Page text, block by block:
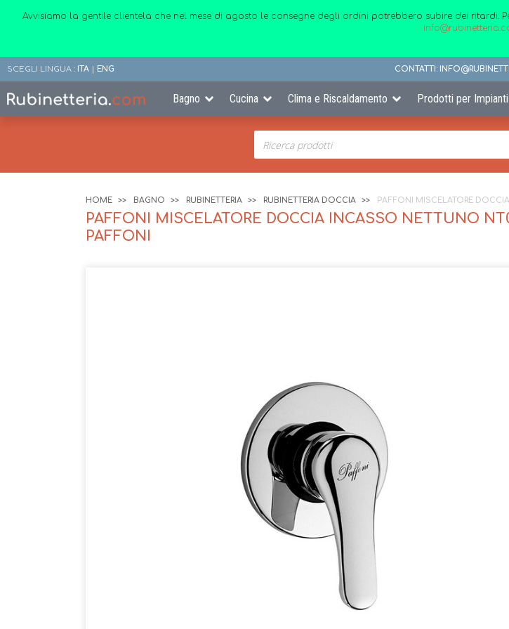
Avvisiamo la gentile clientela che nel mese di agosto le consegne degli ordini potrebbero subire dei
SCEGLI LINGUA : ITA | ENG CONTATTI:
Bagno Cucina Clima e Riscaldamento Prodotti per Impianti
HOME BAGNO RUBINETTERIA RUBINETTERIA DOCCIA PAFFONI MISCELATORE
PAFFONI MISCELATORE DOCCIA INCASSO NETTUNO
PAFFONI